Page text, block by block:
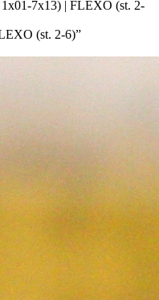
7x13) | FLEXO (st. 2-
(st. 2-6)”